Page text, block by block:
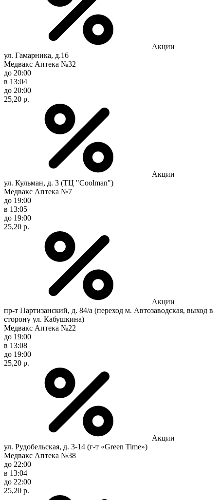
Акции
ул. Гамарника, д.16
Медвакс Аптека №32
до 20:00
в 13:04
до 20:00
25,20 р.
Акции
ул. Кульман, д. 3 (ТЦ "Coolman")
Медвакс Аптека №7
до 19:00
в 13:05
до 19:00
25,20 р.
Акции
пр-т Партизанский, д. 84/а (переход м. Автозаводская, выход в
сторону ул. Кабушкина)
Медвакс Аптека №22
до 19:00
в 13:08
до 19:00
25,20 р.
Акции
ул. Рудобельская, д. 3-14 (г-т «Green Time»)
Медвакс Аптека №38
до 22:00
в 13:04
до 22:00
25,20 р.